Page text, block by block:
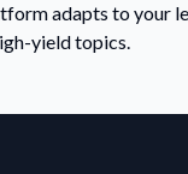
adapts to your
yield topics.